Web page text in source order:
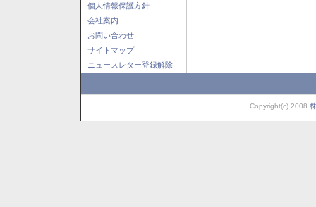
個人情報保護方針
会社案内
お問い合わせ
サイトマップ
ニュースレター登録解除
Copyright(c) 2008